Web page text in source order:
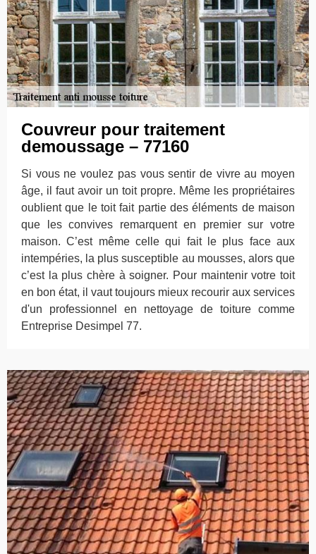
Couvreur pour traitement
demoussage – 77160
Si vous ne voulez pas vous sentir de vivre au moyen
âge, il faut avoir un toit propre. Même les propriétaires
oublient que le toit fait partie des éléments de maison
que les convives remarquent en premier sur votre
maison. C’est même celle qui fait le plus face aux
intempéries, la plus susceptible au mousses, alors que
c’est la plus chère à soigner. Pour maintenir votre toit
en bon état, il vaut toujours mieux recourir aux services
d'un professionnel en nettoyage de toiture comme
Entreprise Desimpel 77.